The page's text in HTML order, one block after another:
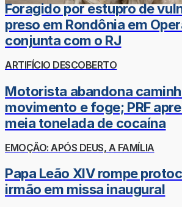
Foragido por estupro de
preso em Rondônia em
conjunta com o RJ
ARTIFÍCIO DESCOBERTO
Motorista abandona
movimento e foge; PRF
meia tonelada de cocaína
EMOÇÃO: APÓS DEUS, A FAMÍLIA
Papa Leão XIV rompe
irmão em missa inaugural